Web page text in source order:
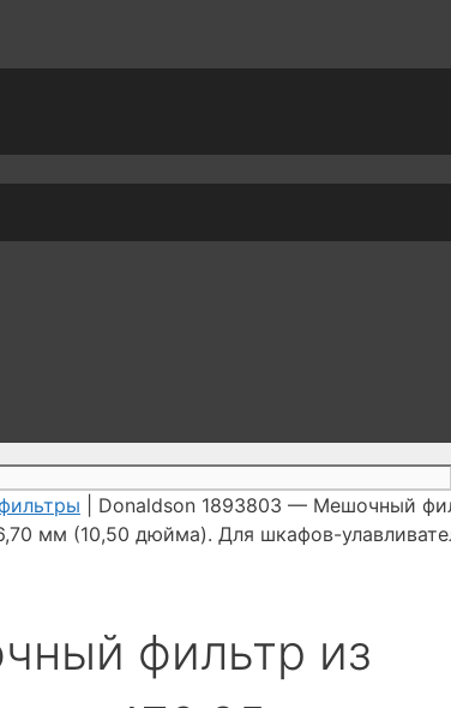
| Donaldson 1893803 — Мешочный
мм (10,50 дюйма). Для шкафов-
фильтр из